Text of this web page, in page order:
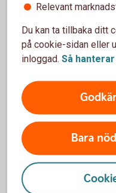
Fördelar
Låg förvaltningsavgift.
God riskspridning.
Nackdelar
Passar inte för
Relevant
Du kan ta tillbaka ditt
på cookie-sidan eller
inloggad. Så
Bara